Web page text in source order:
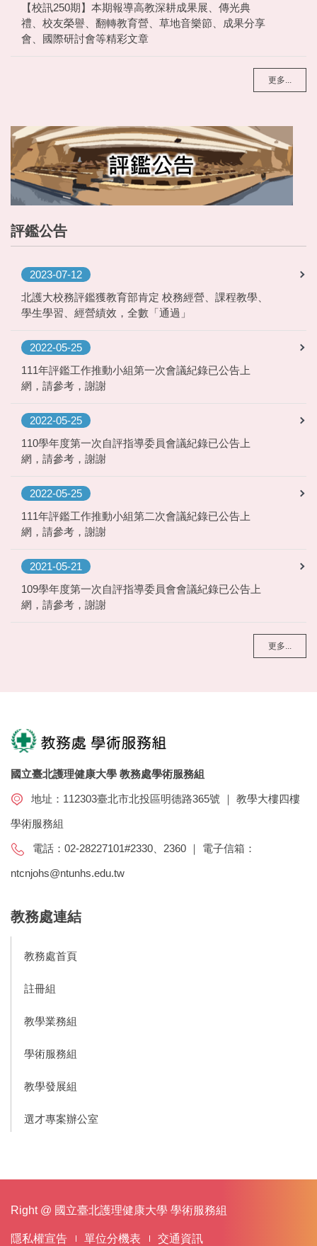
【校訊250期】本期報導高教深耕成果展、傳光典
禮、校友榮譽、翻轉教育營、草地音樂節、成果分享
會、國際研討會等精彩文章
更多...
評鑑公告
2023-07-12
北護大校務評鑑獲教育部肯定 校務經營、課程教學、
學生學習、經營績效，全數「通過」
2022-05-25
111年評鑑工作推動小組第一次會議紀錄已公告上
網，請參考，謝謝
2022-05-25
110學年度第一次自評指導委員會議紀錄已公告上
網，請參考，謝謝
2022-05-25
111年評鑑工作推動小組第二次會議紀錄已公告上
網，請參考，謝謝
2021-05-21
109學年度第一次自評指導委員會會議紀錄已公告上
網，請參考，謝謝
更多...
國立臺北護理健康大學 教務處學術服務組
地址：112303臺北市北投區明德路365號 ｜ 教學大樓四樓
學術服務組
電話：02-28227101#2330、2360 ｜ 電子信箱：
ntcnjohs@ntunhs.edu.tw
教務處連結
教務處首頁
註冊組
教學業務組
學術服務組
教學發展組
選才專案辦公室
Right @ 國立臺北護理健康大學 學術服務組
隱私權宣告 單位分機表 交通資訊